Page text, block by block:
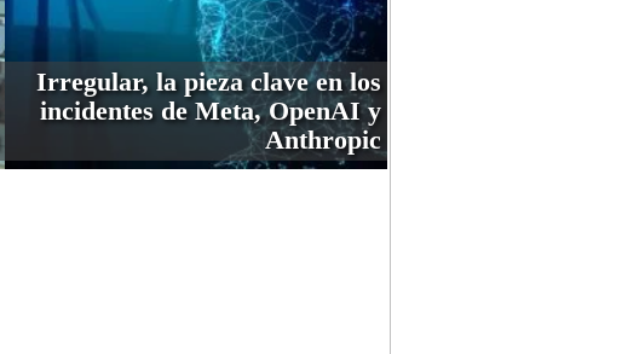
Irregular, la pieza clave en los
incidentes de Meta, OpenAI y
Anthropic